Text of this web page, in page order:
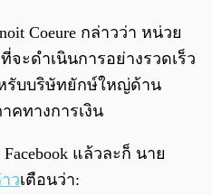
Coeure กล่าวว่า หน่วย
ะดำเนินการอย่างรวดเร็ว
รับบริษัทยักษ์ใหญ่ด้าน
คทางการเงิน
แล้วละก็ นาย
วเตือนว่า: